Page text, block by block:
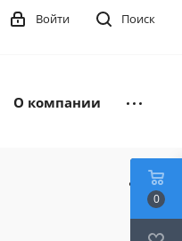
Поиск
Войти
О компании
0